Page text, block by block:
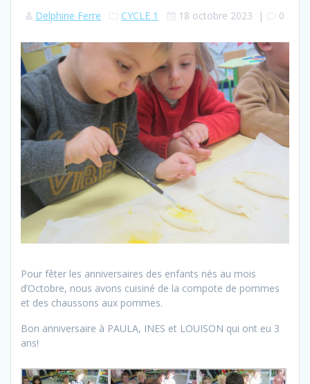
Delphine Ferre CYCLE 1 18 octobre 2023 | 0
Pour fêter les anniversaires des enfants nés au mois
d’Octobre, nous avons cuisiné de la compote de pommes
et des chaussons aux pommes.
Bon anniversaire à PAULA, INES et LOUISON qui ont eu 3
ans!